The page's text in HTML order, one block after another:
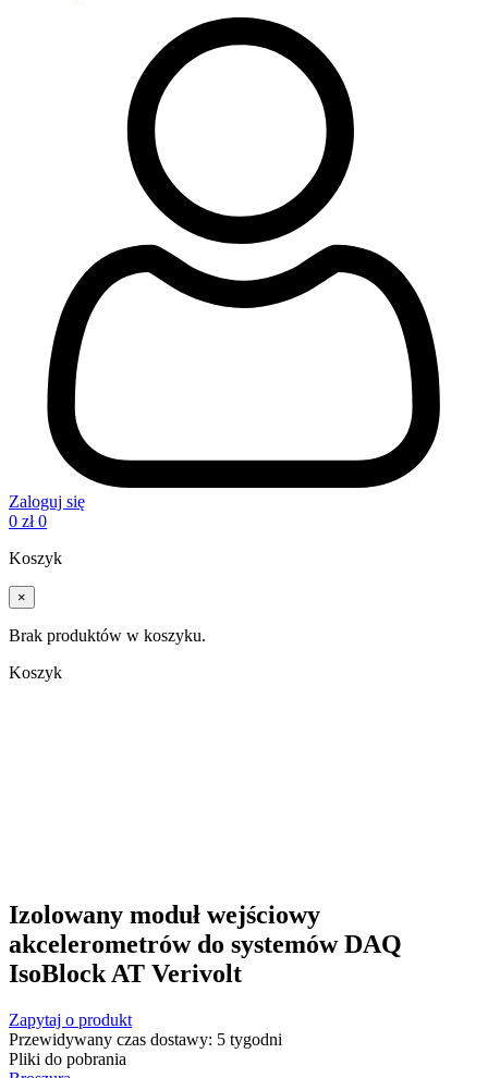
Zaloguj się
0 zł 0
Koszyk
×
Brak produktów w koszyku.
Koszyk
Izolowany moduł wejściowy
akcelerometrów do systemów DAQ
IsoBlock AT Verivolt
Zapytaj o produkt
Przewidywany czas dostawy: 5 tygodni
Pliki do pobrania